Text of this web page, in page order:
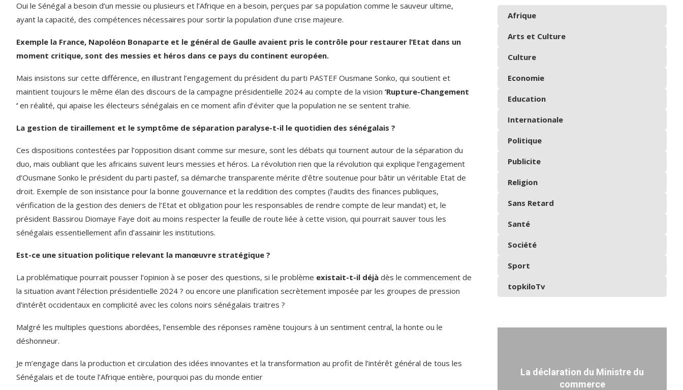
Oui le Sénégal a besoin d’un messie ou plusieurs et l’Afrique en a besoin, perçues par sa population comme le sauveur ultime,
ayant la capacité, des compétences nécessaires pour sortir la population d’une crise majeure.
Exemple la France, Napoléon Bonaparte et le général de Gaulle avaient pris le contrôle pour restaurer l’Etat dans un
moment critique, sont des messies et héros dans ce pays du continent européen.
Mais insistons sur cette différence, en illustrant l’engagement du président du parti PASTEF Ousmane Sonko, qui soutient et
maintient toujours le même élan des discours de la campagne présidentielle 2024 au compte de la vision ‘Rupture-Changement
‘ en réalité, qui apaise les électeurs sénégalais en ce moment afin d’éviter que la population ne se sentent trahie.
La gestion de tiraillement et le symptôme de séparation paralyse-t-il le quotidien des sénégalais ?
Ces dispositions contestées par l’opposition disant comme sur mesure, sont les débats qui tournent autour de la séparation du
duo, mais oubliant que les africains suivent leurs messies et héros. La révolution rien que la révolution qui explique l’engagement
d’Ousmane Sonko le président du parti pastef, sa démarche transparente mérite d’être soutenue pour bâtir un véritable Etat de
droit. Exemple de son insistance pour la bonne gouvernance et la reddition des comptes (l’audits des finances publiques,
vérification de la gestion des deniers de l’Etat et obligation pour les responsables de rendre compte de leur mandat) et, le
président Bassirou Diomaye Faye doit au moins respecter la feuille de route liée à cette vision, qui pourrait sauver tous les
sénégalais essentiellement afin d’assainir les institutions.
Est-ce une situation politique relevant la manœuvre stratégique ?
La problématique pourrait pousser l’opinion à se poser des questions, si le problème existait-t-il déjà dès le commencement de
la situation avant l’élection présidentielle 2024 ? ou encore une planification secrètement imposée par les groupes de pression
d’intérêt occidentaux en complicité avec les colons noirs sénégalais traitres ?
Malgré les multiples questions abordées, l’ensemble des réponses ramène toujours à un sentiment central, la honte ou le
déshonneur.
Je m’engage dans la production et circulation des idées innovantes et la transformation au profit de l’intérêt général de tous les
Sénégalais et de toute l’Afrique entière, pourquoi pas du monde entier
Afrique
Arts et Culture
Culture
Economie
Education
Internationale
Politique
Publicite
Religion
Sans Retard
Santé
Société
Sport
topkiloTv
La déclaration du Ministre du
commerce